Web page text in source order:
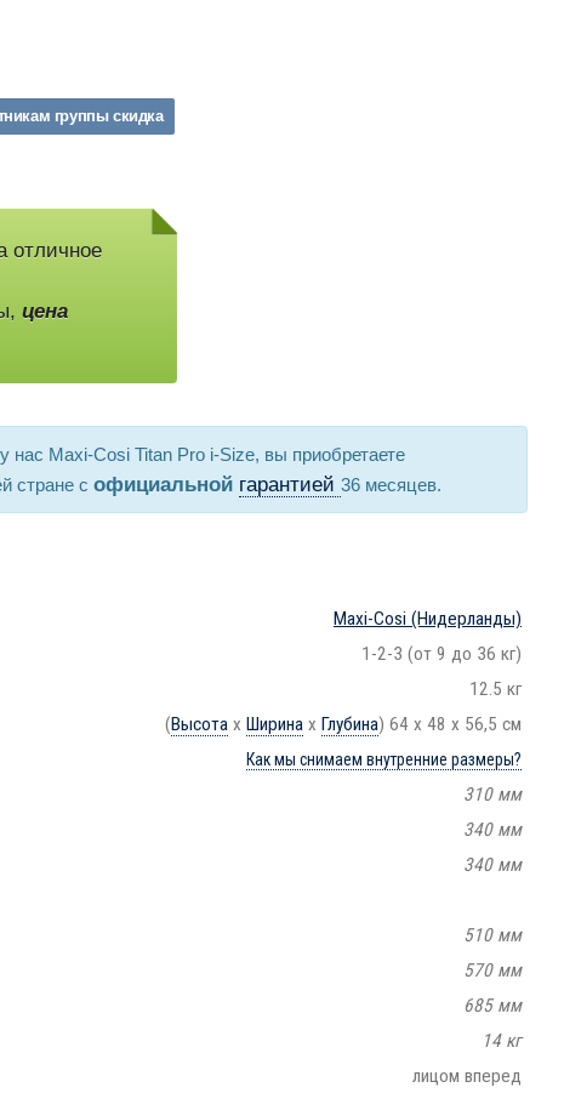
группыскидка
отличное
цена
Maxi-Cosi Titan Pro i-Size, вы приобретаете
стране с официальной гарантией 36 месяцев.
Maxi-Cosi (Нидерланды)
1-2-3 (от 9 до 36 кг)
12.5 кг
(Высота х Ширина х Глубина) 64 x 48 x 56,5 см
Как мы снимаем внутренние размеры?
310 мм
340 мм
340 мм
510 мм
570 мм
685 мм
14 кг
лицом вперед